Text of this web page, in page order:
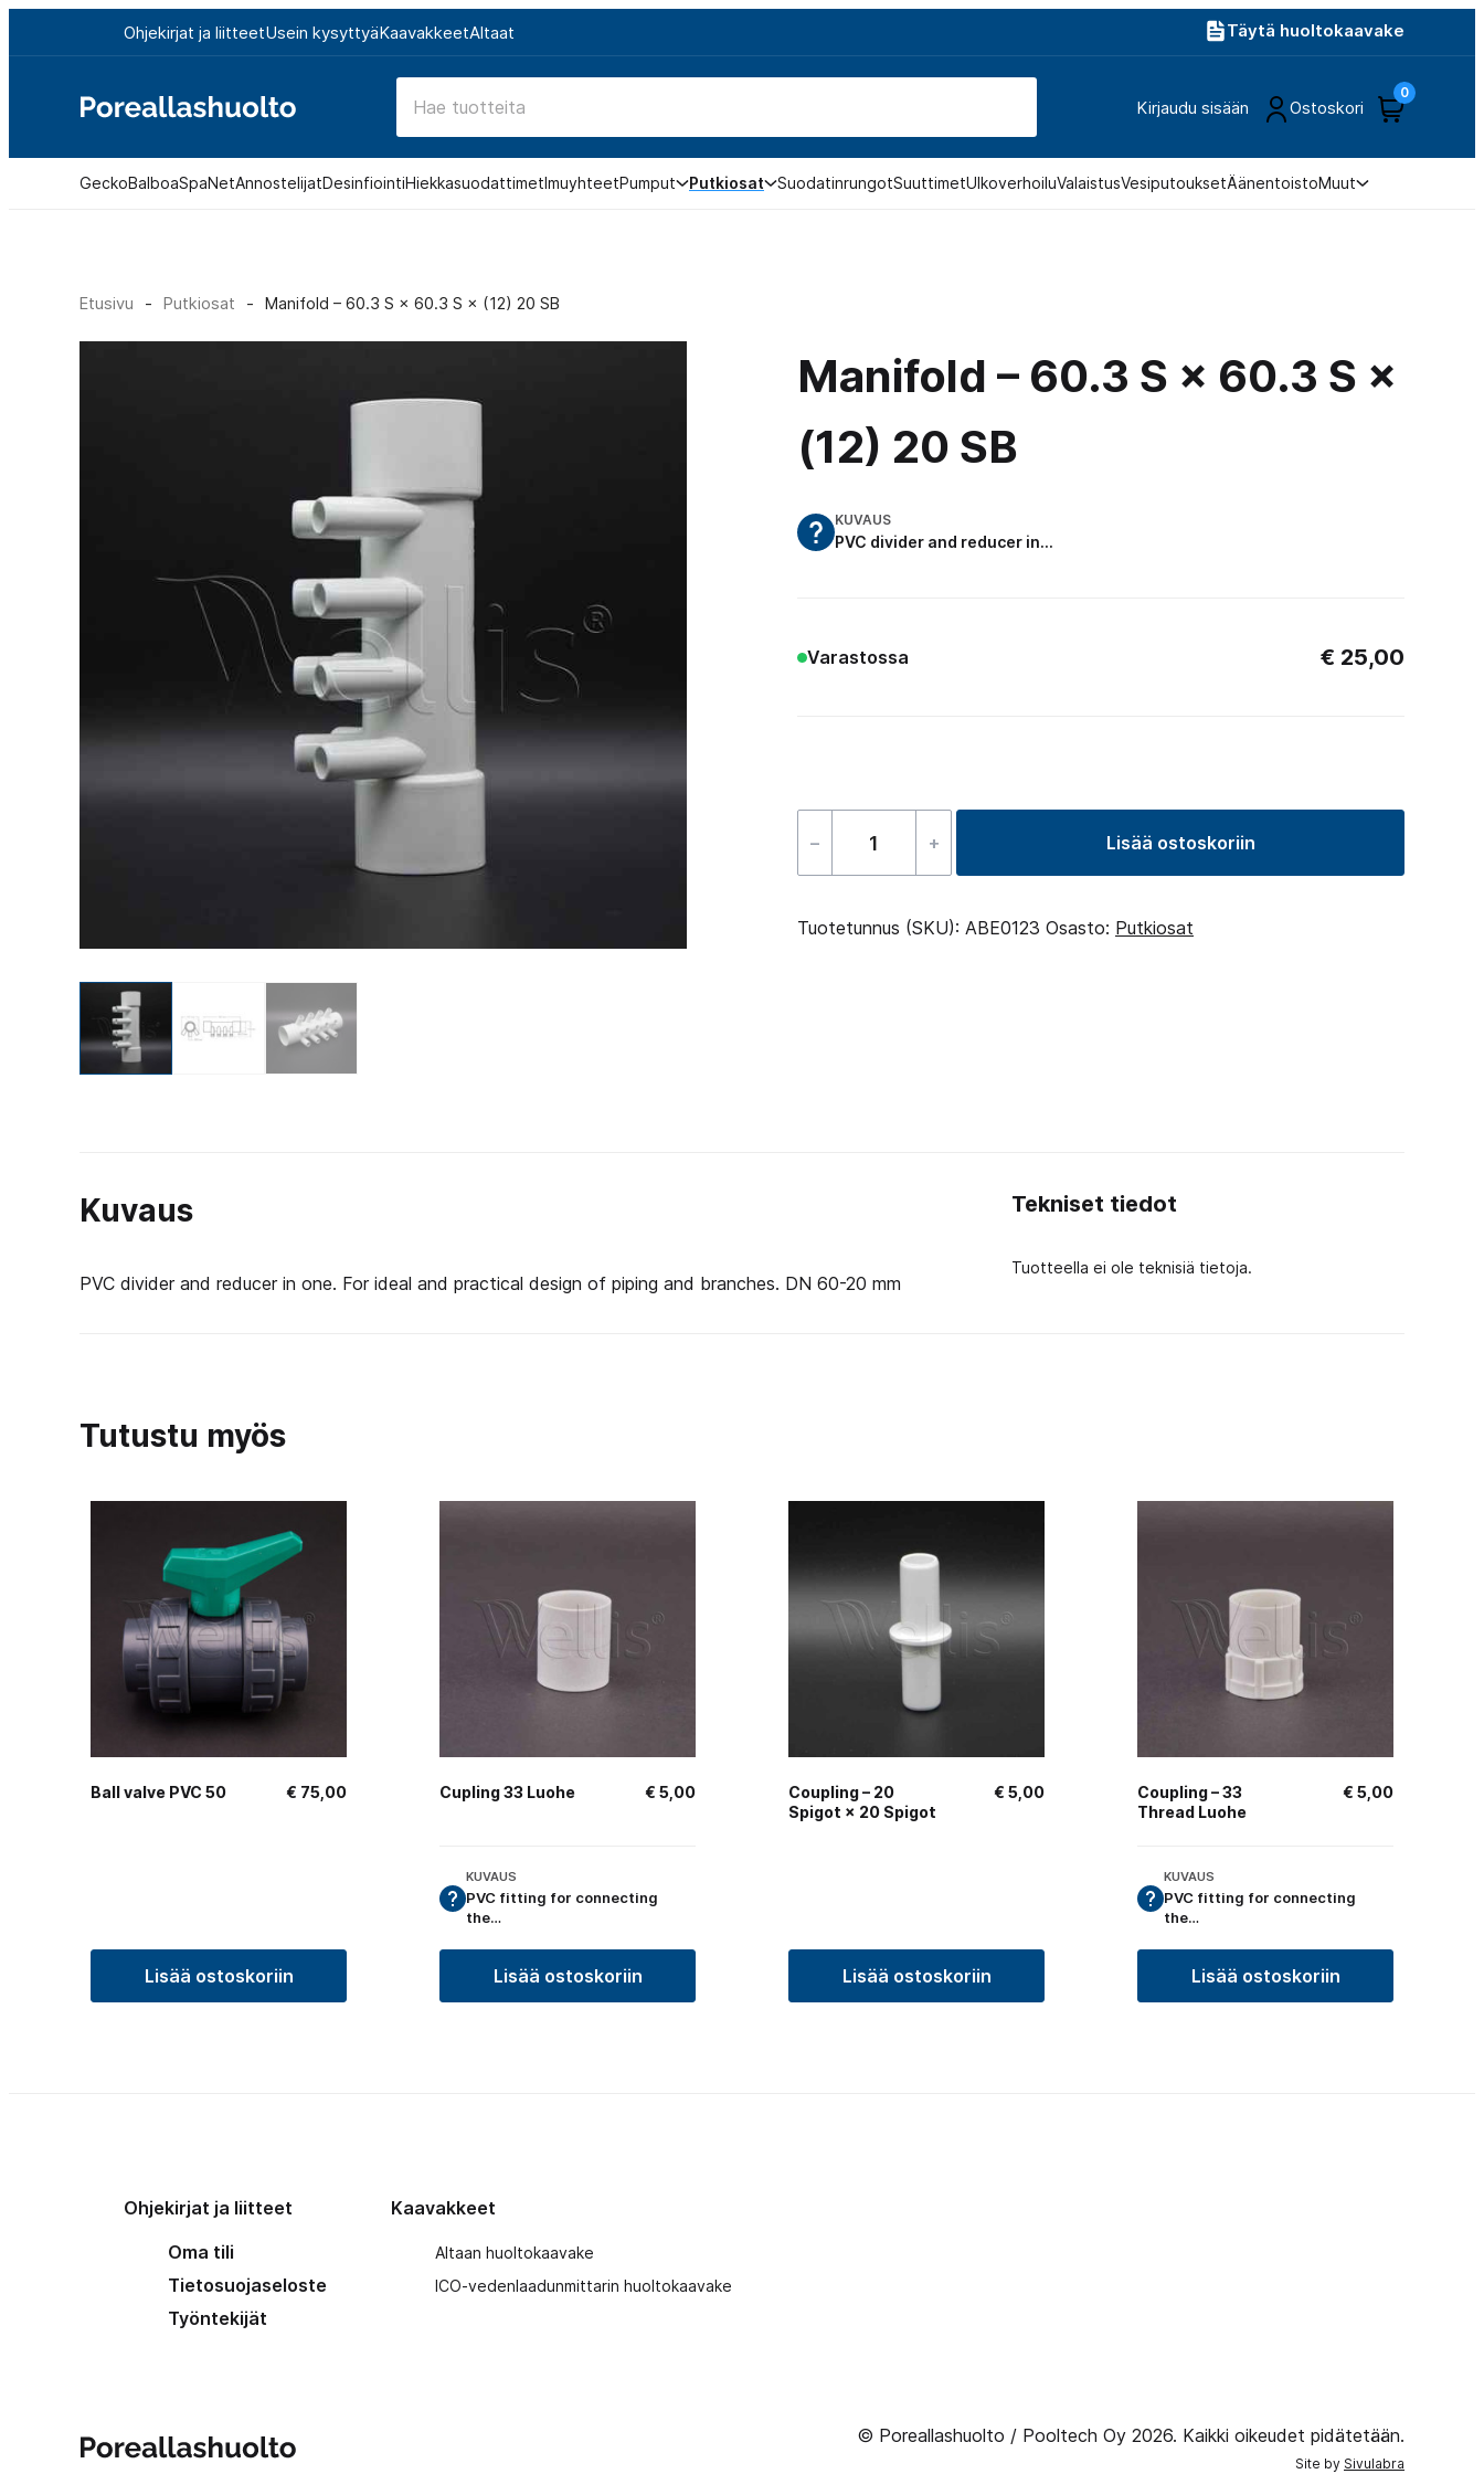
sisältöön
Ohjekirjat ja liitteetUsein kysyttyäKaavakkeetAltaat Täytä huoltokaavake
Poreallashuolto Kirjaudu sisään Ostoskori
0
GeckoBalboaSpaNetAnnostelijatDesinfiointiHiekkasuodattimetImuyhteetPumput Putkiosat SuodatinrungotSuuttimetUlkoverhoiluValaistusVesiputouksetÄänentoistoMuut
Etusivu - Putkiosat - Manifold – 60.3 S × 60.3 S × (12) 20 SB
Manifold – 60.3 S × 60.3 S ×
(12) 20 SB
KUVAUS
PVC divider and reducer in…
Varastossa € 25,00
–
Manifold
60.3
+ Lisää ostoskoriin
Tuotetunnus (SKU): ABE0123 Osasto: Putkiosat
Kuvaus
PVC divider and reducer in one. For ideal and practical design of piping and branches. DN 60-20 mm
Tekniset tiedot
Tuotteella ei ole teknisiä tietoja.
Tutustu myös
Ball valve PVC 50 € 75,00
Lisää ostoskoriin
Cupling 33 Luohe € 5,00
KUVAUS
PVC fitting for connecting
the…
Lisää ostoskoriin
Coupling – 20
Spigot × 20 Spigot
€ 5,00
Lisää ostoskoriin
Coupling – 33
Thread Luohe
€ 5,00
KUVAUS
PVC fitting for connecting
the…
Lisää ostoskoriin
Ohjekirjat ja liitteet
Oma tili
Tietosuojaseloste
Työntekijät
Kaavakkeet
Altaan huoltokaavake
ICO-vedenlaadunmittarin huoltokaavake
Poreallashuolto © Poreallashuolto / Pooltech Oy 2026. Kaikki oikeudet pidätetään.
Site by Sivulabra